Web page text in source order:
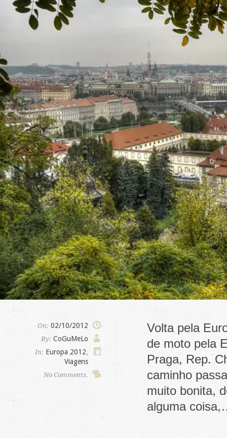
On: 02/10/2012
By: CoGuMeLo
In: Europa 2012
Viagens
No Comments.
Volta pela
de moto pela
Praga, Rep.
caminho
muito bonita,
alguma